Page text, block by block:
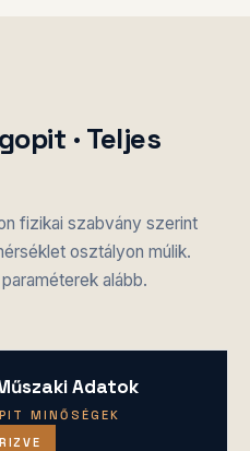
· Teljes
fizikai szabvány szerint
osztályon múlik.
alább.
Adatok
MINŐSÉGEK